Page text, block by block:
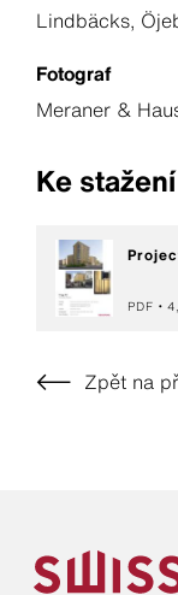
Lindbäcks,
Fotograf
Meraner &
Ke stažení
PDF
Zpět na